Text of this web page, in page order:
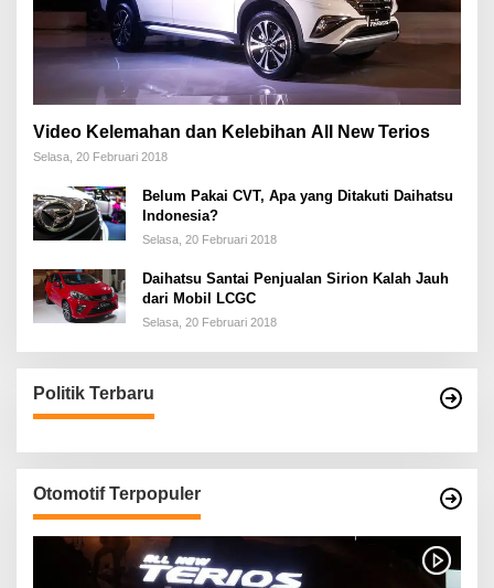
Video Kelemahan dan Kelebihan All New Terios
Selasa, 20 Februari 2018
Belum Pakai CVT, Apa yang Ditakuti Daihatsu
Indonesia?
Selasa, 20 Februari 2018
Daihatsu Santai Penjualan Sirion Kalah Jauh
dari Mobil LCGC
Selasa, 20 Februari 2018
Politik Terbaru
Otomotif Terpopuler